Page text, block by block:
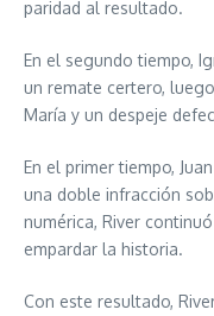
paridad al resultado.
En el segundo tiempo,
un remate certero,
María y un despeje
En el primer tiempo,
una doble infracción
numérica, River
empardar la historia.
Con este resultado,